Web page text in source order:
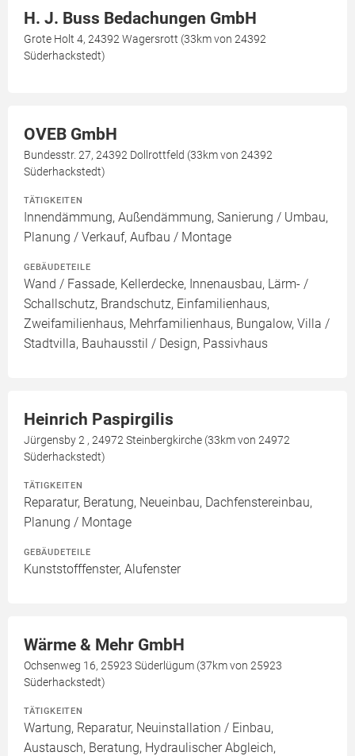
H. J. Buss Bedachungen GmbH
Grote Holt 4, 24392 Wagersrott (33km von 24392
Süderhackstedt)
OVEB GmbH
Bundesstr. 27, 24392 Dollrottfeld (33km von 24392
Süderhackstedt)
TÄTIGKEITEN
Innendämmung, Außendämmung, Sanierung / Umbau,
Planung / Verkauf, Aufbau / Montage
GEBÄUDETEILE
Wand / Fassade, Kellerdecke, Innenausbau, Lärm- /
Schallschutz, Brandschutz, Einfamilienhaus,
Zweifamilienhaus, Mehrfamilienhaus, Bungalow, Villa /
Stadtvilla, Bauhausstil / Design, Passivhaus
Heinrich Paspirgilis
Jürgensby 2 , 24972 Steinbergkirche (33km von 24972
Süderhackstedt)
TÄTIGKEITEN
Reparatur, Beratung, Neueinbau, Dachfenstereinbau,
Planung / Montage
GEBÄUDETEILE
Kunststofffenster, Alufenster
Wärme & Mehr GmbH
Ochsenweg 16, 25923 Süderlügum (37km von 25923
Süderhackstedt)
TÄTIGKEITEN
Wartung, Reparatur, Neuinstallation / Einbau,
Austausch, Beratung, Hydraulischer Abgleich,